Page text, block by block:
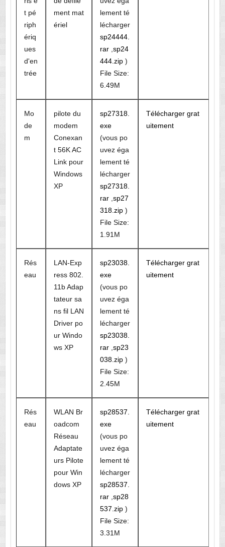
t pé
riph
ériq
ues
d'en
trée
ment mat
ériel
lement té
lécharger
sp24444.
rar, sp24
444.zip)
File Size:
6.49M
Mo
de
m
pilote du
modem
Conexan
t 56K AC
Link pour
Windows
XP
sp27318.
exe
(vous po
uvez éga
lement té
lécharger
sp27318.
rar, sp27
318.zip)
File Size:
1.91M
Télécharger grat
uitement
Rés
eau
LAN-Exp
ress 802.
11b Adap
tateur sa
ns fil LAN
Driver po
ur Windo
ws XP
sp23038.
exe
(vous po
uvez éga
lement té
lécharger
sp23038.
rar, sp23
038.zip)
File Size:
2.45M
Télécharger grat
uitement
Rés
eau
WLAN Br
oadcom
Réseau
Adaptate
urs Pilote
pour Win
dows XP
sp28537.
exe
(vous po
uvez éga
lement té
lécharger
sp28537.
rar, sp28
537.zip)
File Size:
3.31M
Télécharger grat
uitement